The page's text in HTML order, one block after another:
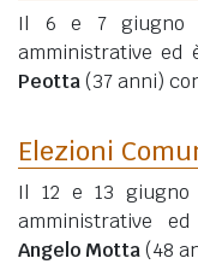
Il 6 e 7 giugno
amministrative ed
Peotta(37 anni)
Elezioni
Il 12 e 13
amministrative
Angelo Motta(48